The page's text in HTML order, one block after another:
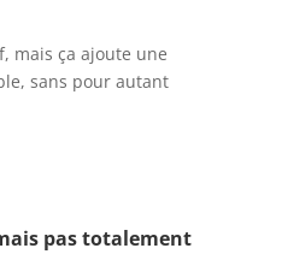
mais ça ajoute une
sans pour autant
pas totalement